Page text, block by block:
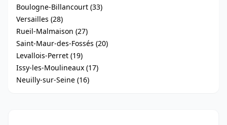
Boulogne-Billancourt (33)
Versailles (28)
Rueil-Malmaison (27)
Saint-Maur-des-Fossés (20)
Levallois-Perret (19)
Issy-les-Moulineaux (17)
Neuilly-sur-Seine (16)